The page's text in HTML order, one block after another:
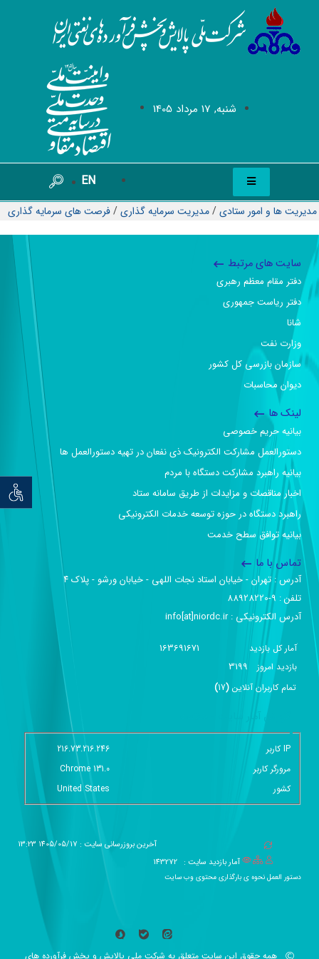
شنبه, 17 مرداد 1405
EN
توان
مدیریت ها و امور ستادی/مدیریت سرمایه گذاری/فرصت های سرمایه گذاری
سایت های مرتبط
دفتر مقام معظم رهبری
دفتر ریاست جمهوری
شانا
وزارت نفت
سازمان بازرسی کل کشور
دیوان محاسبات
لینک ها
بیانیه حریم خصوصی
دستورالعمل مشارکت الکترونیک ذی نفعان در تهیه دستورالعمل ها
بیانیه راهبرد مشارکت دستگاه با مردم
اخبار مناقصات و مزایدات از طریق سامانه ستاد
راهبرد دستگاه در حوزه توسعه خدمات الکترونیکی
بیانیه توافق سطح خدمت
تماس با ما
آدرس :‌ تهران - خیابان استاد نجات اللهی - خیابان ورشو - پلاک ۴
تلفن :‌ 9-88928220
آدرس الکترونیکی :‌ info[at]niordc.ir
آمار کل بازدید 163691671
بازديد امروز 3199
تمام کاربران آنلاين (
17
)
IP کاربر
216.73.216.246
مرورگر کاربر
Chrome 131.0
کشور
United States
آخرین بروزرسانی سایت : 1405/05/17 13:23
آمار بازدید سایت : 143272
دستور العمل نحوه ی بارگذاری محتوی وب سایت
همه حقوق این سایت متعلق به شرکت ملی پالایش و پخش فرآورده های